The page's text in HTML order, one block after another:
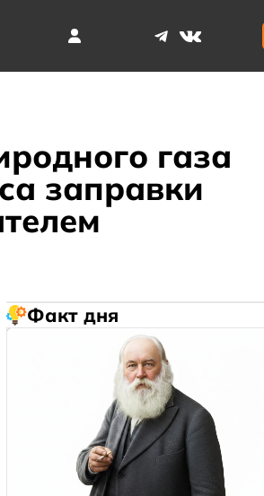
газа
заправки
Факт дня